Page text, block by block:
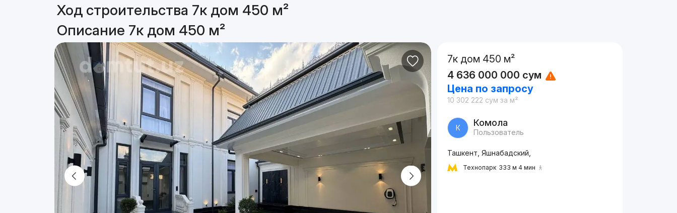
Ход строительства 7к дом 450 м²
Описание 7к дом 450 м²
7к дом 450 м²
4 636 000 000 сум
Цена по запросу
10 302 222 сум за м²
К Комола
Пользователь
Ташкент, Яшнабадский,
Технопарк 333 м 4 мин